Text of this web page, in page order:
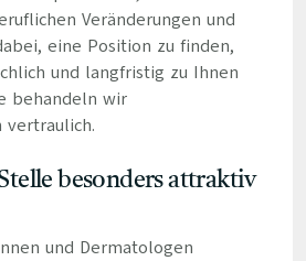
Veränderungen und
eine Position zu finden,
und langfristig zu Ihnen
behandeln wir
besonders attraktiv
und Dermatologen